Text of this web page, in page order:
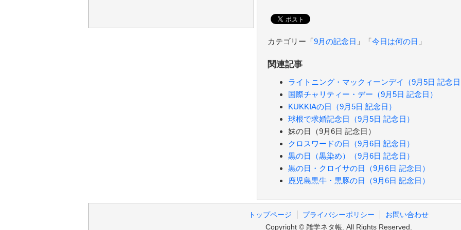
カテゴリー「 9月の記念日 」「 今日は何の日 」
関連記事
ライトニング・マックィーンデイ（9月5日 記念
国際チャリティー・デー（9月5日 記念日）
KUKKIAの日（9月5日 記念日）
球根で求婚記念日（9月5日 記念日）
妹の日（9月6日 記念日）
クロスワードの日（9月6日 記念日）
黒の日（黒染め）（9月6日 記念日）
黒の日・クロイサの日（9月6日 記念日）
鹿児島黒牛・黒豚の日（9月6日 記念日）
トップページ プライバシーポリシー
お問い合わせ
Copyright © 雑学ネタ帳. All Rights Reserved.